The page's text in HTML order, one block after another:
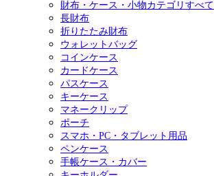
財布・ケース・小物カテゴリすべて
長財布
折りたたみ財布
ウォレットバッグ
コインケース
カードケース
パスケース
キーケース
マネークリップ
ポーチ
スマホ・PC・タブレット用品
ペンケース
手帳ケース・カバー